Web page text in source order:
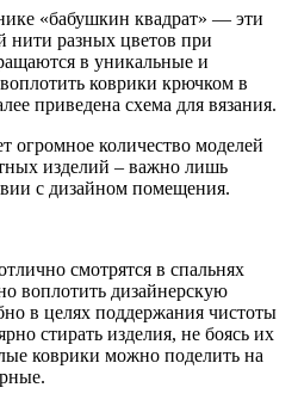
«бабушкин квадрат» — эти
нити разных цветов при
в уникальные и
коврики крючком в
приведена схема для вязания.
огромное количество моделей
изделий – важно лишь
с дизайном помещения.
смотрятся в спальнях
воплотить дизайнерскую
в целях поддержания чистоты
стирать изделия, не боясь их
коврики можно поделить на